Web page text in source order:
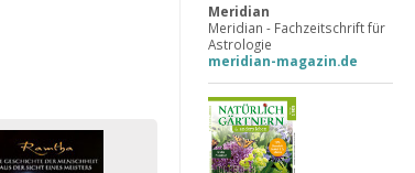
Meridian
Meridian - Fachzeitschrift für
Astrologie
meridian-magazin.de